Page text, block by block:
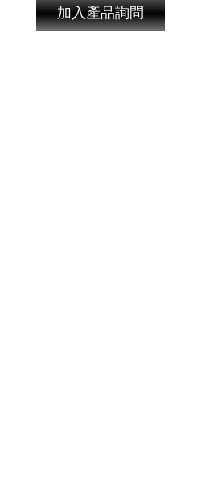
加入產品詢問